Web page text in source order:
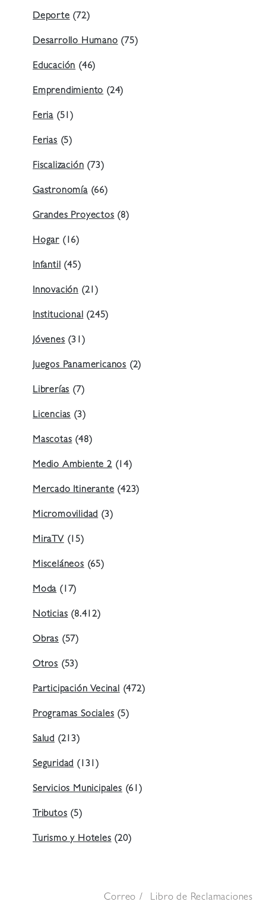
Deporte(72)
Desarrollo Humano(75)
Educación(46)
Emprendimiento(24)
Feria (51)
Ferias(5)
Fiscalización(73)
Gastronomía(66)
Grandes Proyectos(8)
Hogar (16)
Infantil(45)
Innovación (21)
Institucional(245)
Jóvenes(31)
Juegos Panamericanos (2)
Librerías(7)
Licencias(3)
Mascotas(48)
Medio Ambiente 2(14)
Mercado Itinerante(423)
Micromovilidad(3)
MiraTV(15)
Misceláneos(65)
Moda(17)
Noticias(8.412)
Obras (57)
Otros (53)
Participación Vecinal(472)
Programas Sociales(5)
Salud (213)
Seguridad(131)
Servicios Municipales(61)
Tributos(5)
Turismo y Hoteles(20)
Correo Libro de Reclamaciones